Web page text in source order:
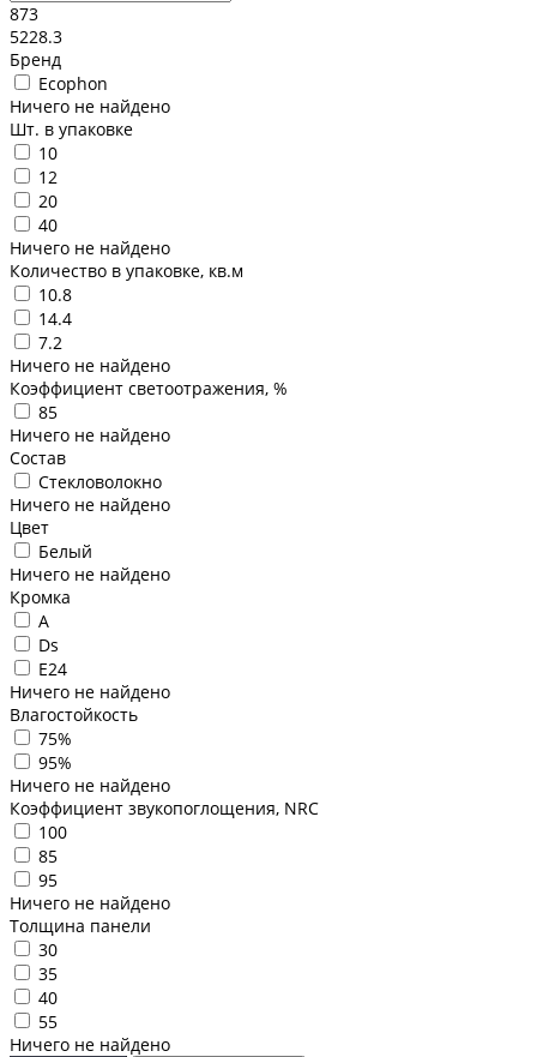
873
5228.3
Бренд
Ecophon
Ничего не найдено
Шт. в упаковке
10
12
20
40
Ничего не найдено
Количество в упаковке, кв.м
10.8
14.4
7.2
Ничего не найдено
Коэффициент светоотражения, %
85
Ничего не найдено
Состав
Стекловолокно
Ничего не найдено
Цвет
Белый
Ничего не найдено
Кромка
A
Ds
E24
Ничего не найдено
Влагостойкость
75%
95%
Ничего не найдено
Коэффициент звукопоглощения, NRC
100
85
95
Ничего не найдено
Толщина панели
30
35
40
55
Ничего не найдено